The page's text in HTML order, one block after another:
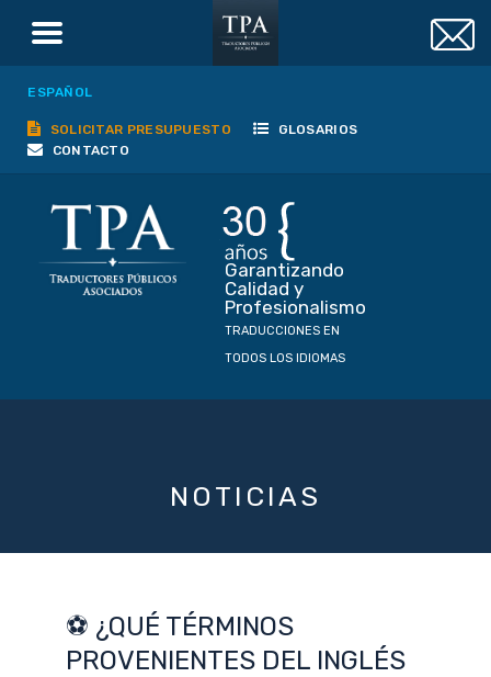
ESPAÑOL
SOLICITAR PRESUPUESTO
GLOSARIOS
CONTACTO
Garantizando
Calidad y
Profesionalismo
TRADUCCIONES EN
TODOS LOS IDIOMAS
NOTICIAS
⚽️ ¿QUÉ TÉRMINOS
PROVENIENTES DEL INGLÉS